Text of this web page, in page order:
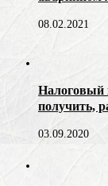
08.02.2021
Налоговый
получить,
03.09.2020